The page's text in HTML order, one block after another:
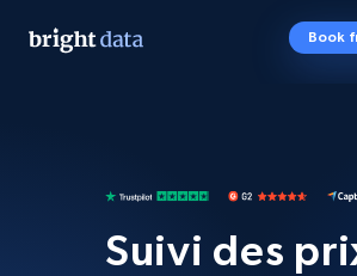
Book
Suivi des